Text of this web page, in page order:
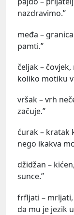
nazdravimo.”
međa –
pamti.”
čeljak –
koliko motiku
vršak – vrh
začuje.”
ćurak – kratak
nego ikakva
džidžan –
sunce.”
frfljati – mrljati,
da mu je jezik